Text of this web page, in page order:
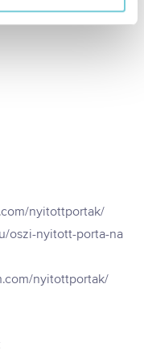
használja
a weboldal
alapuló, a
nyitottportak/
oszi-nyitott-porta-na
nyitottportak/